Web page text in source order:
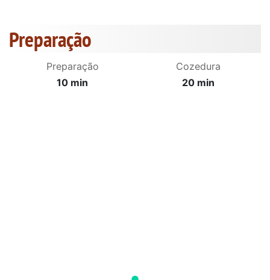
Preparação
Preparação
10 min
Cozedura
20 min